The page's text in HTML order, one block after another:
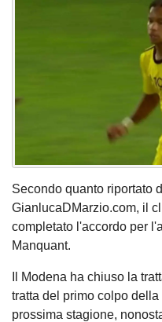
Secondo quanto riportato
GianlucaDMarzio.com, il
completato l'accordo per
Manquant.
Il Modena ha chiuso la
tratta del primo colpo
prossima stagione,